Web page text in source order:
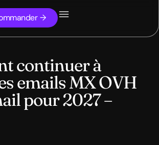
→
continuer à
emails MX OVH
pour 2027 –